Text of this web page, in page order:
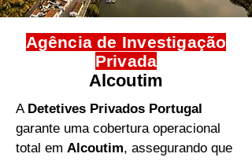
Agência de ​Investigação
Privada
Alcoutim
A Detetives Privados Portugal
garante uma cobertura operacional
total em Alcoutim, assegurando que